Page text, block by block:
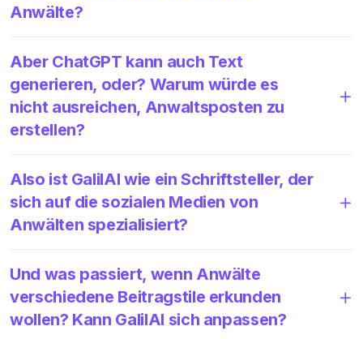
Anwälte?
Aber ChatGPT kann auch Text
generieren, oder? Warum würde es
nicht ausreichen, Anwaltsposten zu
erstellen?
Also ist GalilAI wie ein Schriftsteller, der
sich auf die sozialen Medien von
Anwälten spezialisiert?
Und was passiert, wenn Anwälte
verschiedene Beitragstile erkunden
wollen? Kann GalilAI sich anpassen?